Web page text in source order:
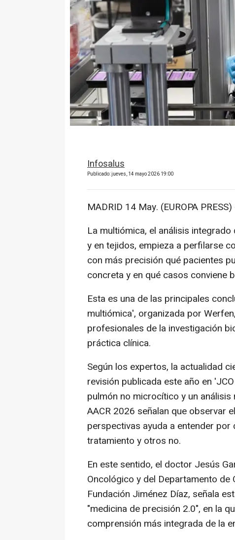
Infosalus
Publicado: jueves, 14 mayo 2026 19:00
MADRID 14 May. (EUROPA PRESS)
La multiómica, el análisis
y en tejidos, empieza a perfilarse
con más precisión qué pacientes
concreta y en qué casos conviene
Esta es una de las principales
multiómica', organizada por
profesionales de la investigación
práctica clínica.
Según los expertos, la actualidad
revisión publicada este año en
pulmón no microcítico y un
AACR 2026 señalan que observar
perspectivas ayuda a entender
tratamiento y otros no.
En este sentido, el doctor Jesús
Oncológico y del Departamento
Fundación Jiménez Díaz, señala
"medicina de precisión 2.0", en la
comprensión más integrada de la